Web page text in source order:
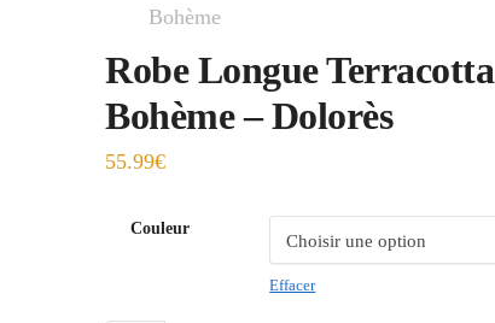
Robe Longue Terracotta
Bohème – Dolorès
55.99€
Couleur
Effacer